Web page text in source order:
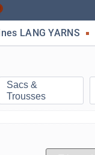
LANG YARNS
Sacs &
Trousses